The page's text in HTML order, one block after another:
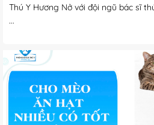
Thú Y Hương Nở với đội ngũ bác sĩ
...